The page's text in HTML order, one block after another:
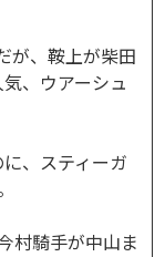
が、鞍上が柴田
、ウアーシュ
、スティーガ
村騎手が中山ま